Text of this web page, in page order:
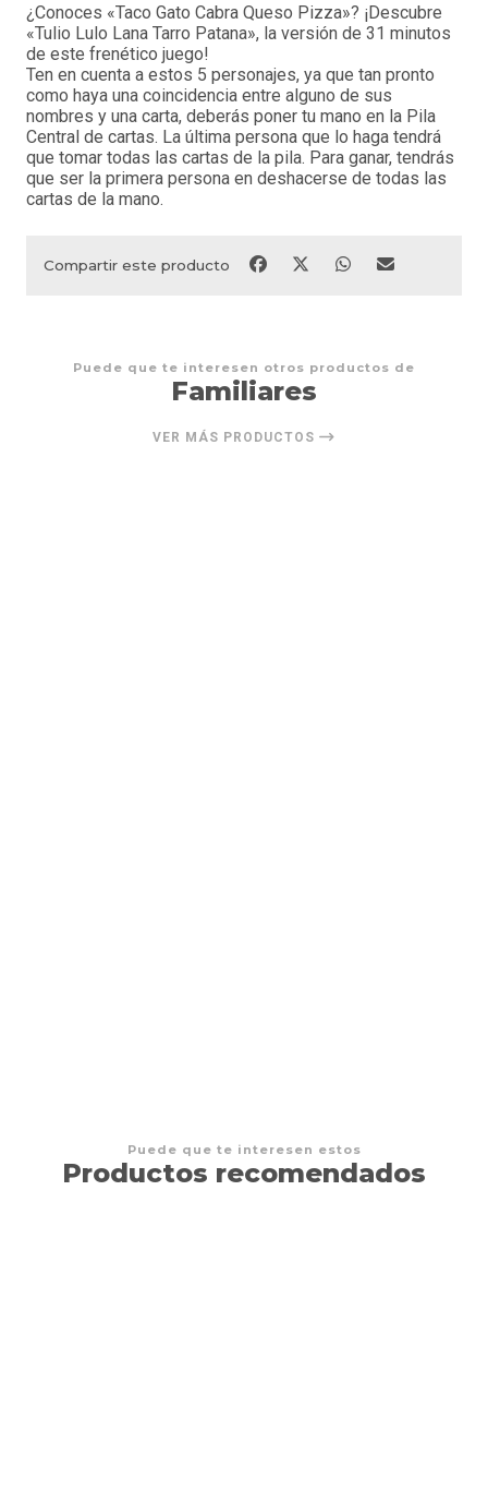
¿Conoces «Taco Gato Cabra Queso Pizza»? ¡Descubre
«Tulio Lulo Lana Tarro Patana», la versión de 31 minutos
de este frenético juego!
Ten en cuenta a estos 5 personajes, ya que tan pronto
como haya una coincidencia entre alguno de sus
nombres y una carta, deberás poner tu mano en la Pila
Central de cartas. La última persona que lo haga tendrá
que tomar todas las cartas de la pila. Para ganar, tendrás
que ser la primera persona en deshacerse de todas las
cartas de la mano.
Compartir este producto
Puede que te interesen otros productos de
Familiares
VER MÁS PRODUCTOS
Puede que te interesen estos
Productos recomendados